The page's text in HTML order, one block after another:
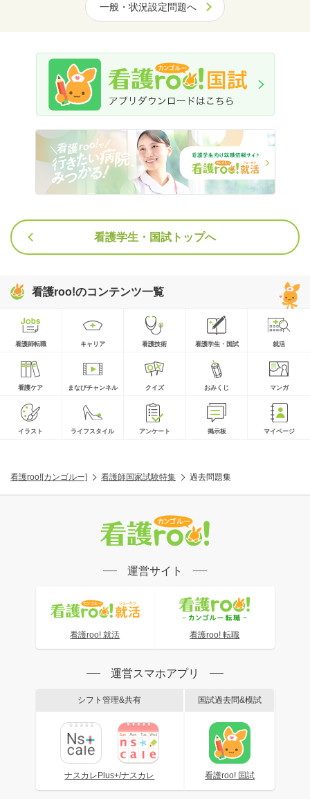
一般・状況設定問題へ
看護学生・国試トップへ
看護roo!のコンテンツ一覧
看護師転職 キャリア 看護技術 看護学生・国試 就活
看護ケア まなびチャンネル クイズ おみくじ マンガ
イラスト ライフスタイル アンケート 掲示板 マイページ
看護roo![カンゴルー] 看護師国家試験特集 過去問題集
運営サイト
看護roo! 就活 看護roo! 転職
運営スマホアプリ
シフト管理&共有
ナスカレPlus+/ナスカレ
国試過去問&模試
看護roo! 国試